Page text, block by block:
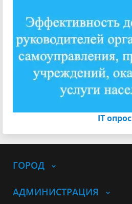
IT опрос
ГОРОД
АДМИНИСТРАЦИЯ